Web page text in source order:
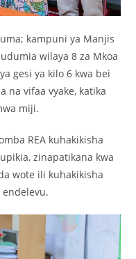
kampuni ya Manjis
wilaya 8 za Mkoa
gesi ya kilo 6 kwa bei
na vifaa vyake, katika
miji.
REA kuhakikisha
zinapatikana kwa
wote ili kuhakikisha